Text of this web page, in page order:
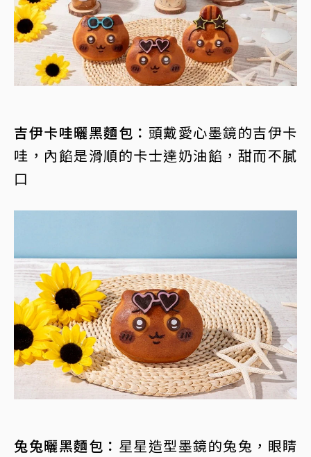
吉伊卡哇曬黑麵包： 頭戴愛心墨鏡的吉伊卡
哇，內餡是滑順的卡士達奶油餡，甜而不膩
口
兔兔曬黑麵包： 星星造型墨鏡的兔兔，眼睛